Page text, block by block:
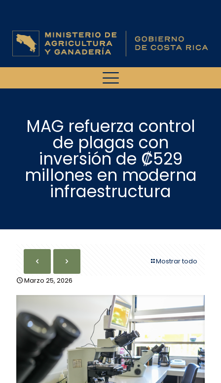
MAG refuerza control
de plagas con
inversión de ₡529
millones en moderna
infraestructura
Mostrar todo
Marzo 25, 2026